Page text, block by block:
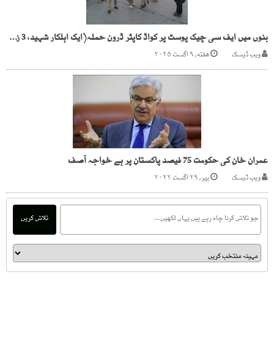
بنوں میں ایف سی چیک پوسٹ پر کواڈ کاپٹر ڈرون حملہ(ایک اہلکار شہید، 3 زخمی)
ویب ڈیسک هفته, ۹ اگست ۲۰۲۵
عمران خان کی حکومت 75 فیصد پاکستان پر ہے خواجہ آصف
ویب ڈیسک پیر, ۲۹ اگست ۲۰۲۲
تلاش کریں